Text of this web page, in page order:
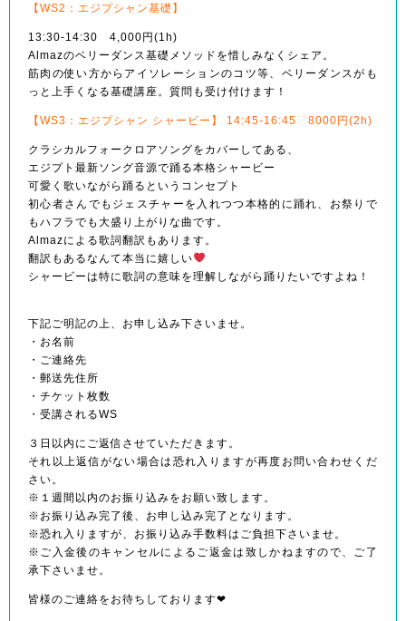
【WS2：エジプシャン基礎】
13:30-14:30 4,000円(1h)
Almazのベリーダンス基礎メソッドを惜しみなくシェ ア。
筋肉の使い方からアイソレーションのコツ等、ベリーダン スがも
っと上手くなる基礎講座。質問も受け付けます！
【WS3：エジプシャン シャービー】 14:45-16:45 8000円(2h)
クラシカルフォークロアソングをカバーしてある、
エジプト最新ソング音源で踊る本格シャービー
可愛く歌いながら踊るというコンセプト
初心者さんでもジェスチャーを入れつつ本格的に踊れ、お祭りで
もハフラでも大盛り上がりな曲です。
Almazによる歌詞翻訳もあります。
翻訳もあるなんて本当に嬉しい
シャービーは特に歌詞の意味を理解しながら踊りたいです よね！
下記ご明記の上、お申し込み下さいませ。
・お名前
・ご連絡先
・郵送先住所
・チケット枚数
・受講されるWS
３日以内にご返信させていただきます。
それ以上返信がない場合は恐れ入りますが再度お問い合わせくだ
さい。
※１週間以内のお振り込みをお願い致します。
※お振り込み完了後、お申し込み完了となります。
※恐れ入りますが、お振り込み手数料はご負担下さいませ 。
※ご入金後のキャンセルによるご返金は致しかねますので 、ご了
承下さいませ。
皆様のご連絡をお待ちしております❤︎